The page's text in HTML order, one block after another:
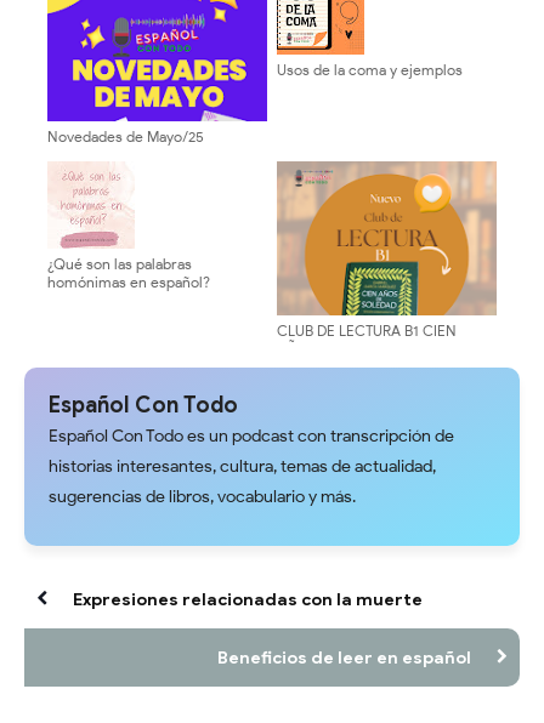
Novedades de Mayo/25
Usos de la coma y ejemplos
¿Qué son las palabras
homónimas en español?
CLUB DE LECTURA B1 CIEN
AÑOS DE SOLEDAD
Español Con Todo
Español Con Todo es un podcast con transcripción de
historias interesantes, cultura, temas de actualidad,
sugerencias de libros, vocabulario y más.
Expresiones relacionadas con la muerte
Beneficios de leer en español